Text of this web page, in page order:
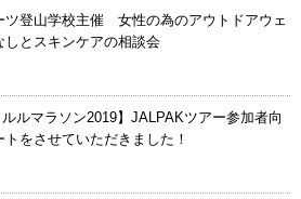
ツ登山学校主催 女性の為のアウトドアウェ
しとスキンケアの相談会
ルルマラソン2019】JALPAKツアー参加者向
トをさせていただきました！